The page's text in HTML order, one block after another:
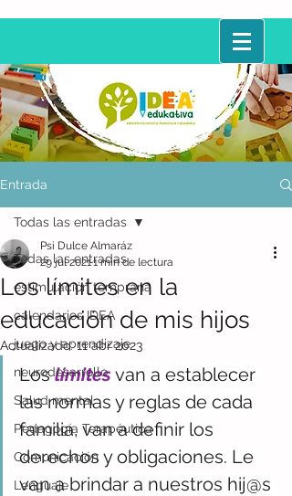
Entrada
Todas las entradas
estimulación temprana
calendarios IDEA
juego y aprendizaje
neurodesarrollo
Salud mental
Pedagogía Terapéutica
Comunicación
Lenguaje
Todas las entradas
Los límites en la
educación de mis hijos
Psi Dulce Almaráz
29 jul 20211 min de lectura
Actualizado:11 abr 2023
Los límites van a establecer
las normas y reglas de cada
familia, van a definir los
derechos y obligaciones. Le
van a brindar a nuestros hij@s